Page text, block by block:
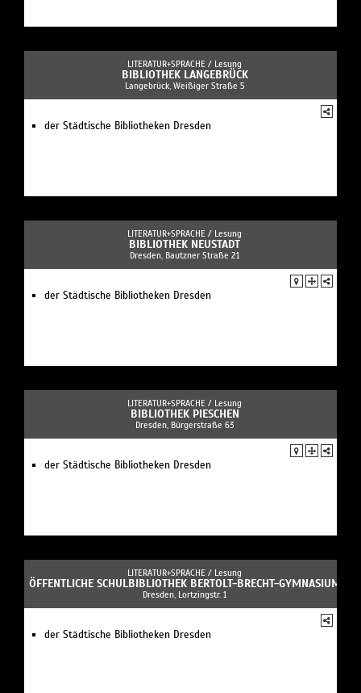
LITERATUR+SPRACHE / Lesung
BIBLIOTHEK LANGEBRÜCK
Langebrück, Weißiger Straße 5
der Städtische Bibliotheken Dresden
LITERATUR+SPRACHE / Lesung
BIBLIOTHEK NEUSTADT
Dresden, Bautzner Straße 21
der Städtische Bibliotheken Dresden
LITERATUR+SPRACHE / Lesung
BIBLIOTHEK PIESCHEN
Dresden, Bürgerstraße 63
der Städtische Bibliotheken Dresden
LITERATUR+SPRACHE / Lesung
ÖFFENTLICHE SCHULBIBLIOTHEK BERTOLT-BRECHT-GYMNASIUM
Dresden, Lortzingstr. 1
der Städtische Bibliotheken Dresden